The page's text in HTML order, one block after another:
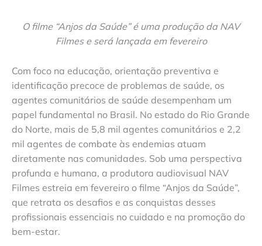
O filme “Anjos da Saúde” é uma produção da NAV
Filmes e será lançada em fevereiro
Com foco na educação, orientação preventiva e
identificação precoce de problemas de saúde, os
agentes comunitários de saúde desempenham um
papel fundamental no Brasil. No estado do Rio Grande
do Norte, mais de 5,8 mil agentes comunitários e 2,2
mil agentes de combate às endemias atuam
diretamente nas comunidades. Sob uma perspectiva
profunda e humana, a produtora audiovisual NAV
Filmes estreia em fevereiro o filme “Anjos da Saúde”,
que retrata os desafios e as conquistas desses
profissionais essenciais no cuidado e na promoção do
bem-estar.